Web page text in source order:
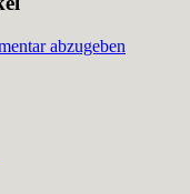
abzugeben